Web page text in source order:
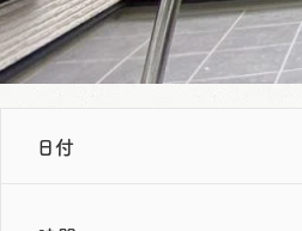
日付